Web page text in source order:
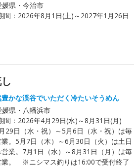
媛県・今治市
間： 2026年8月1日(土)～2027年1月26日
豊かな渓谷でいただく冷たいそうめん
媛県・八幡浜市
間： 2026年4月29日(水)～8月31日(月)
29日（水・祝）～5月6日（水・祝）は毎
業。5月7日（木）～6月30日（火）は土日
業。7月1日（水）～8月31日（月）は毎
業。 ※ニシマス釣りは16:00で受付終了